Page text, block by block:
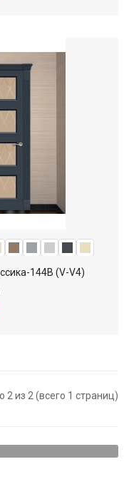
144В (V-V4)
2 из 2 (всего 1 страниц)